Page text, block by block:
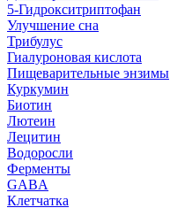
5-Гидрокситриптофан
Улучшение сна
Трибулус
Гиалуроновая кислота
Пищеварительные энзимы
Куркумин
Биотин
Лютеин
Лецитин
Водоросли
Ферменты
GABA
Клетчатка